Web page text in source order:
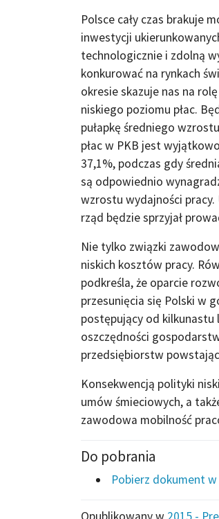
Polsce cały czas brakuje
inwestycji
technologicznie i zdolną
konkurować na rynkach
okresie skazuje nas na
niskiego poziomu płac.
pułapkę średniego
płac w PKB jest
37,1%, podczas gdy
są odpowiednio
wzrostu wydajności pracy.
rząd będzie sprzyjał
Nie tylko związki
niskich kosztów pracy.
podkreśla, że oparcie
przesunięcia się Polski w
postępujący od kilkunastu
oszczędności
przedsiębiorstw
Konsekwencją polityki
umów śmieciowych, a
zawodowa mobilność
Do pobrania
Pobierz dokument
Opublikowany w 2015 -